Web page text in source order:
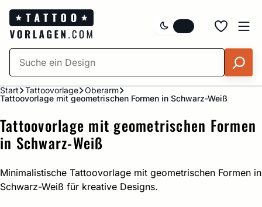
Zum
Inhalt
springen
Start Tattoovorlage
Oberarm
Tattoovorlage mit geometrischen Formen in Schwarz-Weiß
Tattoovorlage mit geometrischen Formen
in Schwarz-Weiß
Minimalistische Tattoovorlage mit geometrischen Formen in
Schwarz-Weiß für kreative Designs.